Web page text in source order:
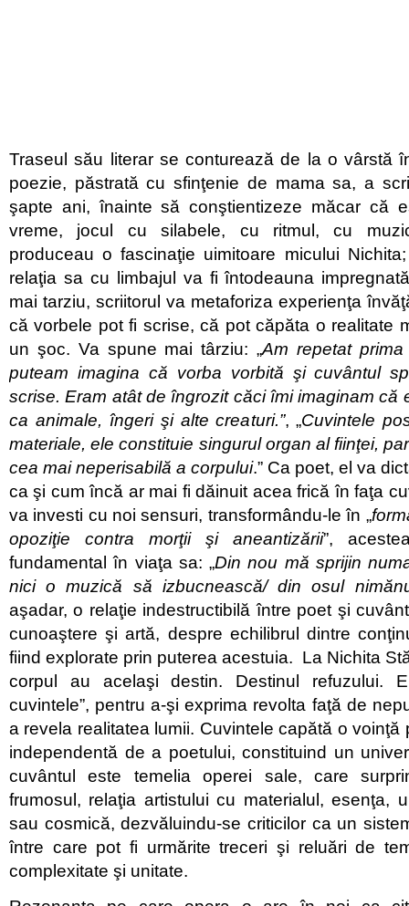
Traseul său literar se conturează de la o vârstă
poezie, păstrată cu sfinţenie de mama sa, a
şapte ani, înainte să conştientizeze măcar că
vreme, jocul cu silabele, cu ritmul, cu
produceau o fascinaţie uimitoare micului
relaţia sa cu limbajul va fi întodeauna
mai tarziu, scriitorul va metaforiza experienţa
că vorbele pot fi scrise, că pot căpăta o realitate
un şoc. Va spune mai târziu: „Am repetat
puteam imagina că vorba vorbită şi cuvântul
scrise. Eram atât de îngrozit căci îmi imaginam că
ca animale, îngeri şi alte creaturi.”, „Cuvintele
materiale, ele constituie singurul organ al fiinţei,
cea mai neperisabilă a corpului.” Ca poet, el va
ca şi cum încă ar mai fi dăinuit acea frică în faţa
va investi cu noi sensuri, transformându-le în „
opoziţie contra morţii şi aneantizării”,
fundamental în viaţa sa: „Din nou mă sprijin
nici o muzică să izbucnească/ din osul
aşadar, o relaţie indestructibilă între poet şi
cunoaştere şi artă, despre echilibrul dintre
fiind explorate prin puterea acestuia. La Nichita
corpul au acelaşi destin. Destinul refuzului.
cuvintele”, pentru a-şi exprima revolta faţă de
a revela realitatea lumii. Cuvintele capătă o voinţă
independentă de a poetului, constituind un
cuvântul este temelia operei sale, care
frumosul, relaţia artistului cu materialul, esenţa,
sau cosmică, dezvăluindu-se criticilor ca un
între care pot fi urmărite treceri şi reluări de
complexitate şi unitate.